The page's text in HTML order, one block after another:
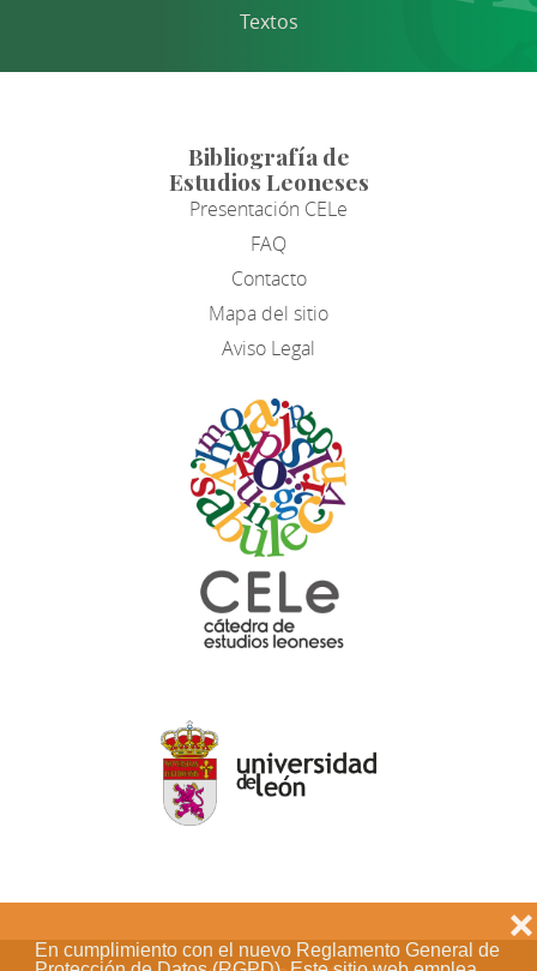
En cumplimiento con el nuevo Reglamento General de
❌
Textos
Bibliografía de
Estudios Leoneses
Presentación CELe
FAQ
Contacto
Mapa del sitio
Aviso Legal